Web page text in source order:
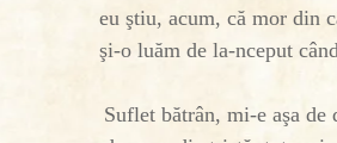
eu ştiu, acum, că mor din
şi-o luăm de la-nceput
Suflet bătrân, mi-e aşa de